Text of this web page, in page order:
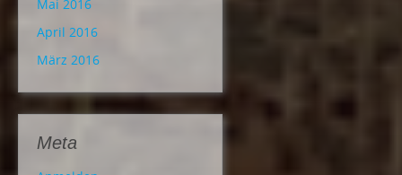
Mai 2016
April 2016
März 2016
Meta